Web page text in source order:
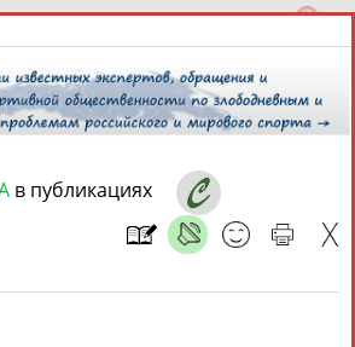
августа 2026 года,
И СПЕЦИАЛИСТЫ
в публикациях